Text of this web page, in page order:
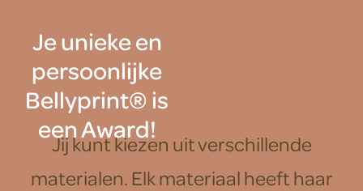
Je unieke en
persoonlijke
Bellyprint® is
een Award!
Jij kunt kiezen uit verschillende
materialen. Elk materiaal heeft haar